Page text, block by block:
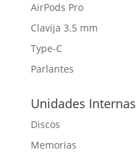
AirPods Pro
Clavija 3.5 mm
Type-C
Parlantes
Unidades Internas
Discos
Memorias